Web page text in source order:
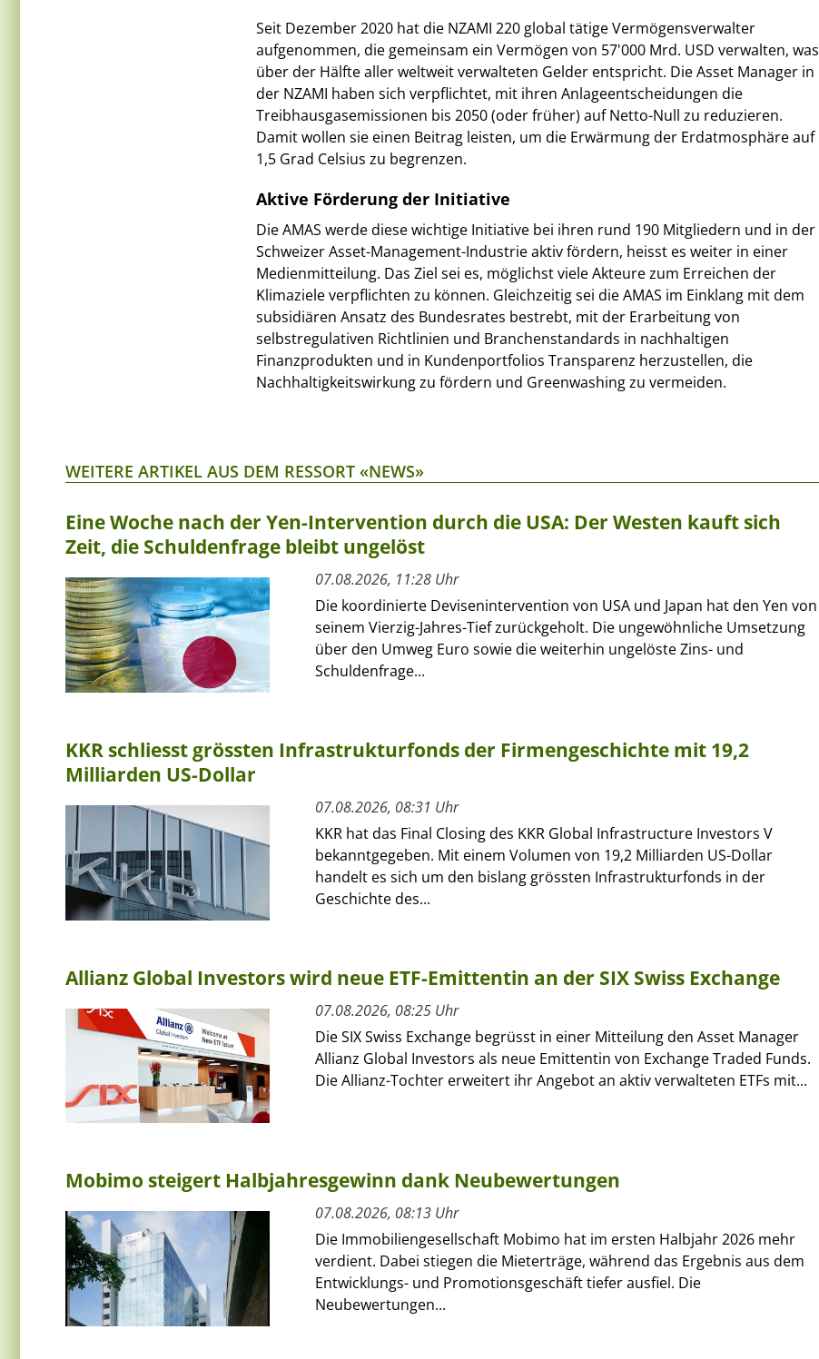
Seit Dezember 2020 hat die NZAMI 220 global tätige Vermögensverwalter
aufgenommen, die gemeinsam ein Vermögen von 57'000 Mrd. USD verwalten, was
über der Hälfte aller weltweit verwalteten Gelder entspricht. Die Asset Manager in
der NZAMI haben sich verpflichtet, mit ihren Anlageentscheidungen die
Treibhausgasemissionen bis 2050 (oder früher) auf Netto-Null zu reduzieren.
Damit wollen sie einen Beitrag leisten, um die Erwärmung der Erdatmosphäre auf
1,5 Grad Celsius zu begrenzen.
Aktive Förderung der Initiative
Die AMAS werde diese wichtige Initiative bei ihren rund 190 Mitgliedern und in der
Schweizer Asset-Management-Industrie aktiv fördern, heisst es weiter in einer
Medienmitteilung. Das Ziel sei es, möglichst viele Akteure zum Erreichen der
Klimaziele verpflichten zu können. Gleichzeitig sei die AMAS im Einklang mit dem
subsidiären Ansatz des Bundesrates bestrebt, mit der Erarbeitung von
selbstregulativen Richtlinien und Branchenstandards in nachhaltigen
Finanzprodukten und in Kundenportfolios Transparenz herzustellen, die
Nachhaltigkeitswirkung zu fördern und Greenwashing zu vermeiden.
WEITERE ARTIKEL AUS DEM RESSORT «NEWS»
Eine Woche nach der Yen-Intervention durch die USA: Der Westen kauft sich
Zeit, die Schuldenfrage bleibt ungelöst
07.08.2026, 11:28 Uhr
Die koordinierte Devisenintervention von USA und Japan hat den Yen von
seinem Vierzig-Jahres-Tief zurückgeholt. Die ungewöhnliche Umsetzung
über den Umweg Euro sowie die weiterhin ungelöste Zins- und
Schuldenfrage...
KKR schliesst grössten Infrastrukturfonds der Firmengeschichte mit 19,2
Milliarden US-Dollar
07.08.2026, 08:31 Uhr
KKR hat das Final Closing des KKR Global Infrastructure Investors V
bekanntgegeben. Mit einem Volumen von 19,2 Milliarden US-Dollar
handelt es sich um den bislang grössten Infrastrukturfonds in der
Geschichte des...
Allianz Global Investors wird neue ETF-Emittentin an der SIX Swiss Exchange
07.08.2026, 08:25 Uhr
Die SIX Swiss Exchange begrüsst in einer Mitteilung den Asset Manager
Allianz Global Investors als neue Emittentin von Exchange Traded Funds.
Die Allianz-Tochter erweitert ihr Angebot an aktiv verwalteten ETFs mit...
Mobimo steigert Halbjahresgewinn dank Neubewertungen
07.08.2026, 08:13 Uhr
Die Immobiliengesellschaft Mobimo hat im ersten Halbjahr 2026 mehr
verdient. Dabei stiegen die Mieterträge, während das Ergebnis aus dem
Entwicklungs- und Promotionsgeschäft tiefer ausfiel. Die
Neubewertungen...